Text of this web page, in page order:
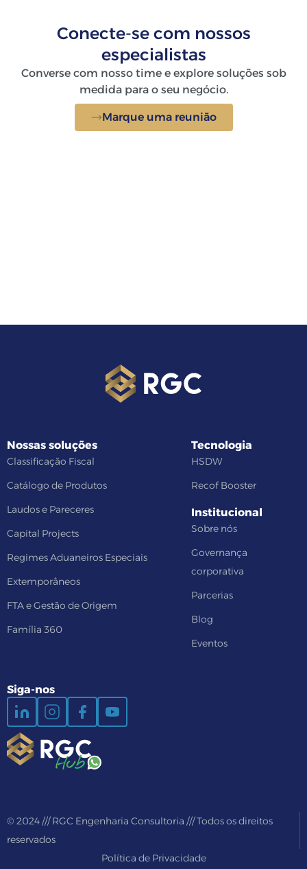
Conecte-se com nossos
especialistas
Converse com nosso time e explore soluções sob
medida para o seu negócio.
Marque uma reunião
Nossas soluções
Classificação Fiscal
Catálogo de Produtos
Laudos e Pareceres
Capital Projects
Regimes Aduaneiros Especiais
Extemporâneos
FTA e Gestão de Origem
Família 360
Tecnologia
HSDW
Recof Booster
Institucional
Sobre nós
Governança
corporativa
Parcerias
Blog
Eventos
Siga-nos
© 2024 /// RGC Engenharia Consultoria /// Todos os direitos
reservados
Política de Privacidade